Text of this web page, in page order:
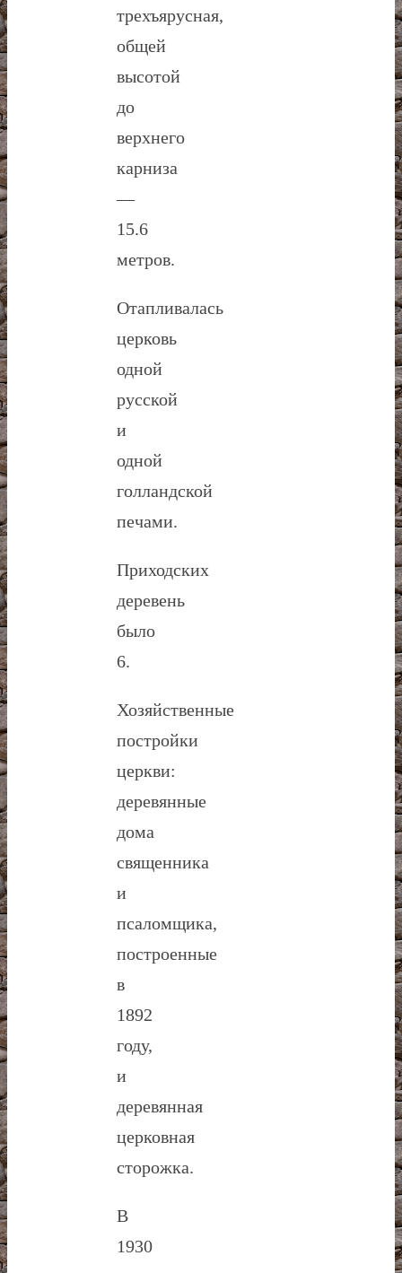
трехъярусная,
общей
высотой
до
верхнего
карниза
—
15.6
метров.
Отапливалась
церковь
одной
русской
и
одной
голландской
печами.
Приходских
деревень
было
6.
Хозяйственные
постройки
церкви:
деревянные
дома
священника
и
псаломщика,
построенные
в
1892
году,
и
деревянная
церковная
сторожка.
В
1930